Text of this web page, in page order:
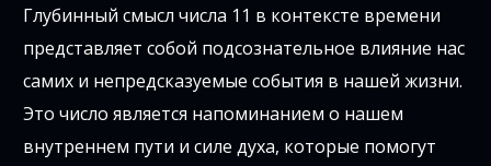
Глубинный смысл числа 11 в контексте времени
представляет собой подсознательное влияние нас
самих и непредсказуемые события в нашей жизни.
Это число является напоминанием о нашем
внутреннем пути и силе духа, которые помогут